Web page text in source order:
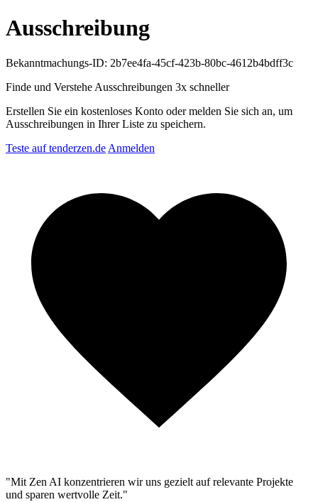
Ausschreibung
Bekanntmachungs-ID: 2b7ee4fa-45cf-423b-80bc-4612b4bdff3c
Finde und Verstehe Ausschreibungen 3x schneller
Erstellen Sie ein kostenloses Konto oder melden Sie sich an, um
Ausschreibungen in Ihrer Liste zu speichern.
Teste auf tenderzen.de Anmelden
"Mit Zen AI konzentrieren wir uns gezielt auf relevante Projekte
und sparen wertvolle Zeit."